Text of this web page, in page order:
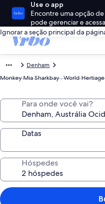
Use o app
Encontre uma opção
pode gerenciar e
Ignorar a seção principal da
Denham
Monkey Mia Sharkbay . World
Para onde você vai?
Datas
Hóspedes